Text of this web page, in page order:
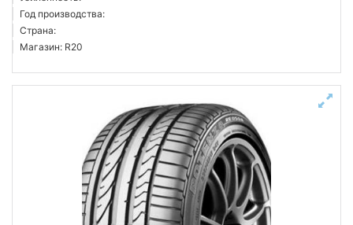
Год производства:
Страна:
Магазин: R20